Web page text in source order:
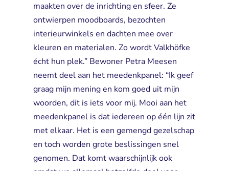
maakten over de inrichting en sfeer. Ze
ontwierpen moodboards, bezochten
interieurwinkels en dachten mee over
kleuren en materialen. Zo wordt Valkhöfke
écht hun plek.” Bewoner Petra Meesen
neemt deel aan het meedenkpanel: “Ik geef
graag mijn mening en kom goed uit mijn
woorden, dit is iets voor mij. Mooi aan het
meedenkpanel is dat iedereen op één lijn zit
met elkaar. Het is een gemengd gezelschap
en toch worden grote beslissingen snel
genomen. Dat komt waarschijnlijk ook